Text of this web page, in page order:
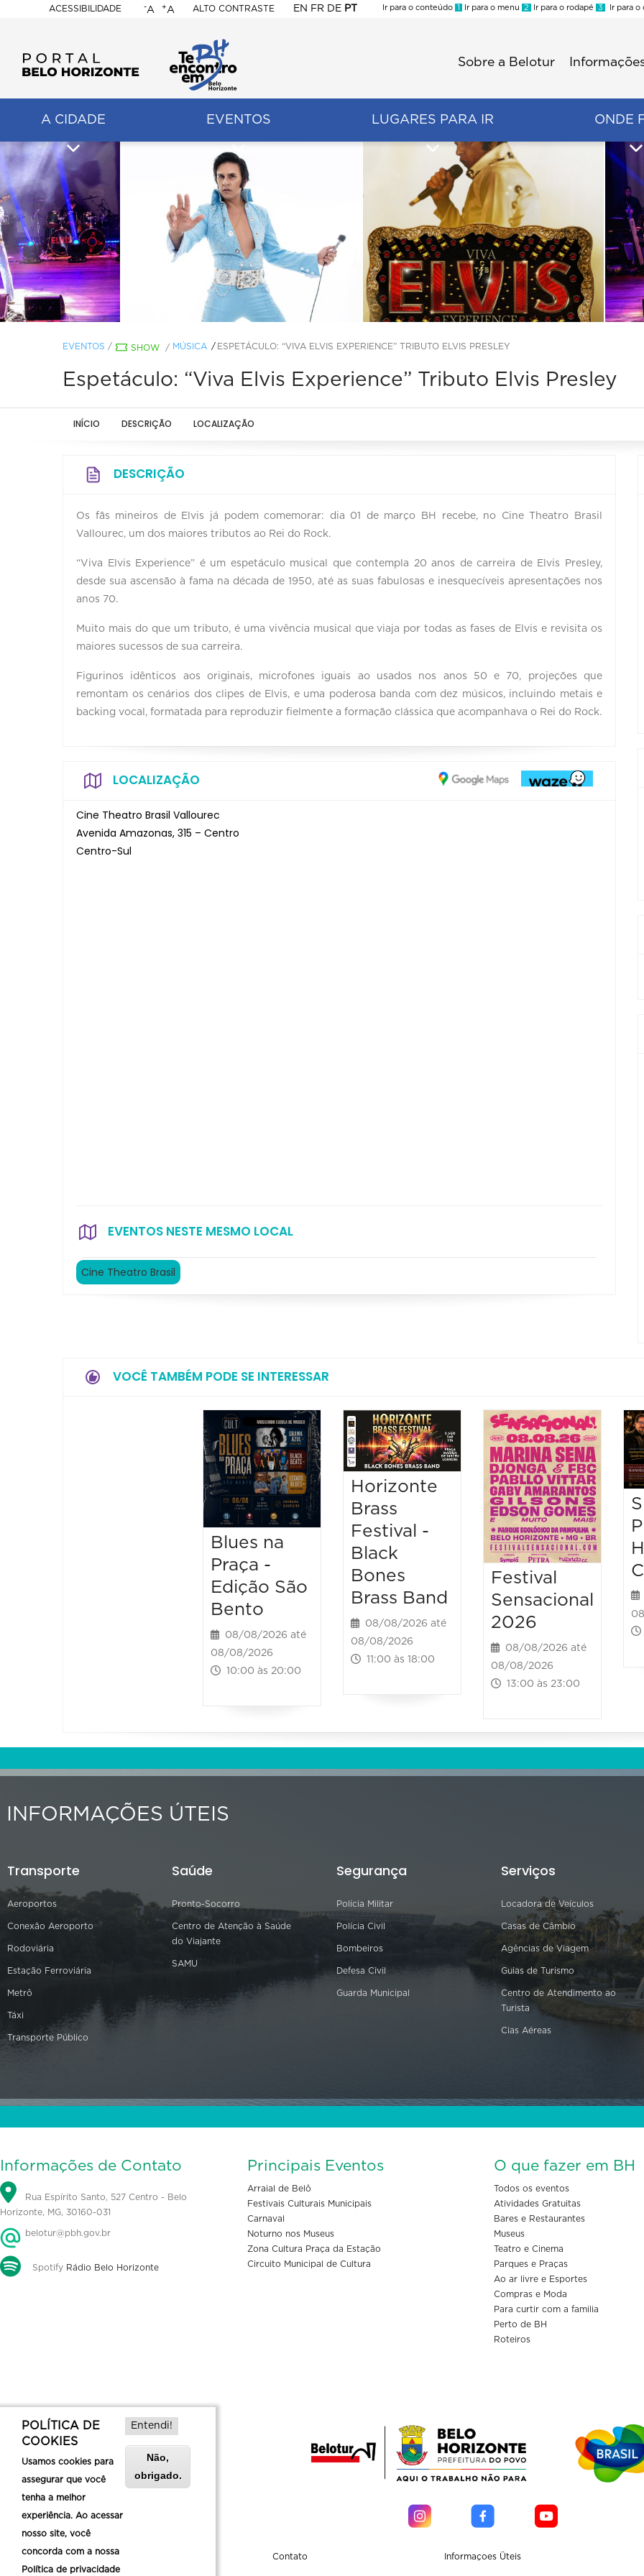
ACESSIBILIDADE
BELO
HORIZONTE
-A +A ALTO CONTRASTE EN FR DE PT
Ir para o conteúdo 1 Ir para o menu 2 Ir para o rodapé 3 Ir para o
Sobre a Belotur
A CIDADE EVENTOS LUGARES PARA IR ONDE
EVENTOS / SHOW / MÚSICA ESPETÁCULO: “VIVA ELVIS EXPERIENCE” TRIBUTO ELVIS PRESLEY
Espetáculo: “Viva Elvis Experience” Tributo Elvis Presley
INÍCIO DESCRIÇÃO LOCALIZAÇÃO
DESCRIÇÃO
Os fãs mineiros de Elvis já podem comemorar: dia 01 de março BH recebe, no Cine Theatro Brasil
Vallourec, um dos maiores tributos ao Rei do Rock.
“Viva Elvis Experience” é um espetáculo musical que contempla 20 anos de carreira de Elvis Presley,
desde sua ascensão à fama na década de 1950, até as suas fabulosas e inesquecíveis apresentações nos
anos 70.
Muito mais do que um tributo, é uma vivência musical que viaja por todas as fases de Elvis e revisita os
maiores sucessos de sua carreira.
Figurinos idênticos aos originais, microfones iguais ao usados nos anos 50 e 70, projeções que
remontam os cenários dos clipes de Elvis, e uma poderosa banda com dez músicos, incluindo metais e
backing vocal, formatada para reproduzir fielmente a formação clássica que acompanhava o Rei do Rock.
LOCALIZAÇÃO
Cine Theatro Brasil Vallourec
Avenida Amazonas, 315 – Centro
Centro-Sul
EVENTOS NESTE MESMO LOCAL
Cine Theatro Brasil
VOCÊ TAMBÉM PODE SE INTERESSAR
Blues na
Praça -
Edição São
Bento
08/08/2026 até
08/08/2026
10:00 às 20:00
Horizonte
Brass
Festival -
Black
Bones
Brass Band
08/08/2026 até
08/08/2026
11:00 às 18:00
Festival
Sensacional
2026
08/08/2026 até
08/08/2026
13:00 às 23:00
INFORMAÇÕES ÚTEIS
Transporte
Aeroportos
Conexão Aeroporto
Rodoviária
Estação Ferroviária
Metrô
Táxi
Transporte Público
Saúde
Pronto-Socorro
Centro de Atenção à Saúde
do Viajante
SAMU
Segurança
Polícia Militar
Polícia Civil
Bombeiros
Defesa Civil
Guarda Municipal
Serviços
Locadora de Veículos
Casas de Câmbio
Agências de Viagem
Guias de Turismo
Centro de Atendimento ao
Turista
Cias Aéreas
Informações de Contato
Rua Espírito Santo, 527 Centro - Belo
Horizonte, MG, 30160-031
belotur@pbh.gov.br
Spotify Rádio Belo Horizonte
Principais Eventos
Arraial de Belô
Festivais Culturais Municipais
Carnaval
Noturno nos Museus
Zona Cultura Praça da Estação
Circuito Municipal de Cultura
O que fazer em BH
Todos os eventos
Atividades Gratuitas
Bares e Restaurantes
Museus
Teatro e Cinema
Parques e Praças
Ao ar livre e Esportes
Compras e Moda
Para curtir com a familia
Perto de BH
Roteiros
Sobre a Belotur Contato Informaçoes Üteis
POLÍTICA DE
COOKIES
Usamos cookies para
assegurar que você
tenha a melhor
experiência. Ao acessar
nosso site, você
concorda com a nossa
Política de privacidade
Entendi!
Não,
obrigado.